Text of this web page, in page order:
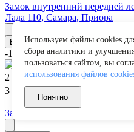
Замок внутренний передней
Лада 110, Самара, Приора
В корзину
-18%
2 770₽
3 358
Замок внутренний передней
Используем файлы cookies
сбора аналитики и
пользоваться сайтом, вы
использования файлов
Понятно